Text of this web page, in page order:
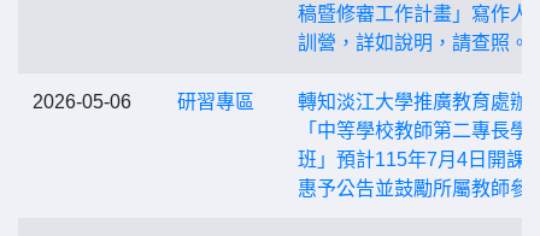
稿暨修審工作計畫」寫作人
訓營，詳如說明，請查照。
2026-05-06 研習專區
轉知淡江大學推廣教育處辦
「中等學校教師第二專長學
班」預計115年7月4日開課
惠予公告並鼓勵所屬教師參